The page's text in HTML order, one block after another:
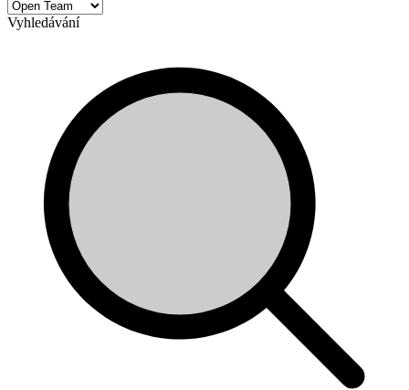
Vyhledávání